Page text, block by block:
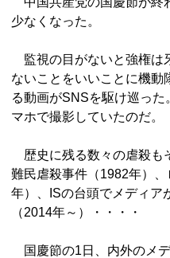
少なくなった。
監視の目がないと強権は
ないことをいいことに機動
る動画がSNSを駆け巡っ
マホで撮影していたのだ。
歴史に残る数々の虐殺も
難民虐殺事件（1982年）
年）、ISの台頭でメディア
（2014年～）・・・・
国慶節の1日、内外のメ